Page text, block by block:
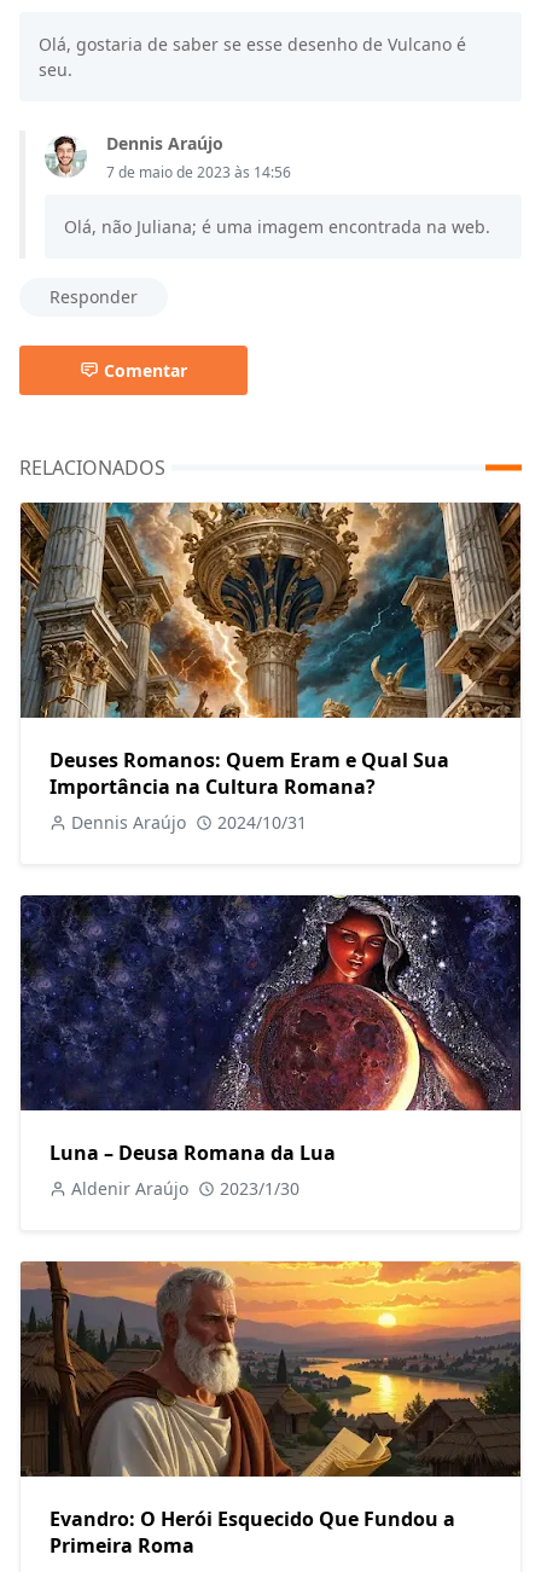
Olá, gostaria de saber se esse desenho de Vulcano é
seu.
Dennis Araújo
7 de maio de 2023 às 14:56
Olá, não Juliana; é uma imagem encontrada na web.
Responder
Comentar
RELACIONADOS
Deuses Romanos: Quem Eram e Qual Sua
Importância na Cultura Romana?
Dennis Araújo 2024/10/31
Luna – Deusa Romana da Lua
Aldenir Araújo 2023/1/30
Evandro: O Herói Esquecido Que Fundou a
Primeira Roma